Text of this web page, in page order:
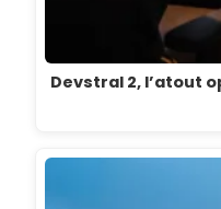
Devstral 2, l’atout